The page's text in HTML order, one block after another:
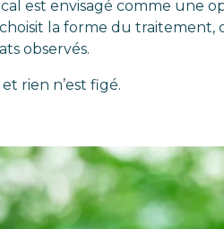
est envisagé comme une
la forme du
observés.
rien n’est figé.